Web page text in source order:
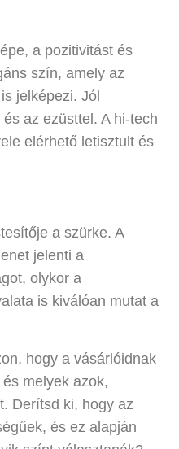
a pozitivitást és
szín, amely az
jelképezi. Jól
az ezüsttel. A hi-tech
elérhető letisztult és
a szürke. A
jelenti a
olykor a
is kiválóan mutat a
hogy a vásárlóidnak
melyek azok,
Derítsd ki, hogy az
és ez alapján